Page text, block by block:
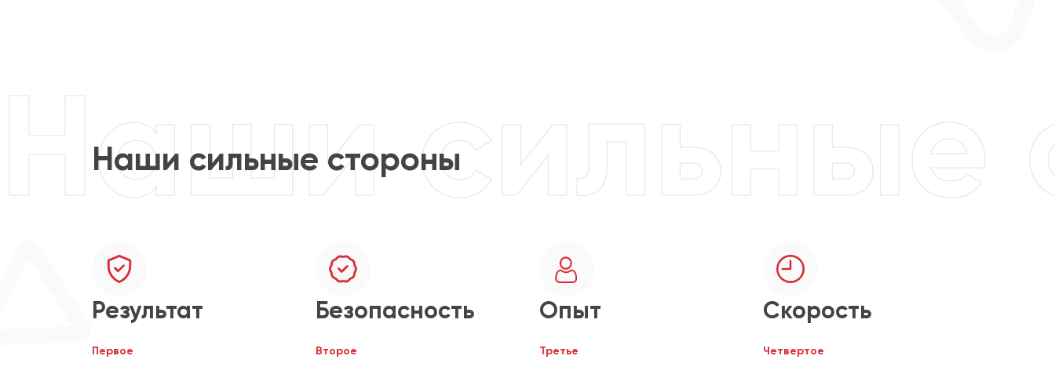
Наши сильные стороны
Результат
Первое
Безопасность
Второе
Опыт
Третье
Скорость
Четвертое